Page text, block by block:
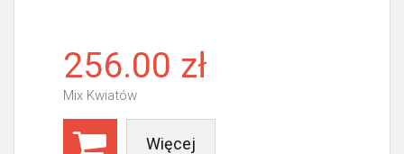
256.00 zł
Mix Kwiatów
Więcej